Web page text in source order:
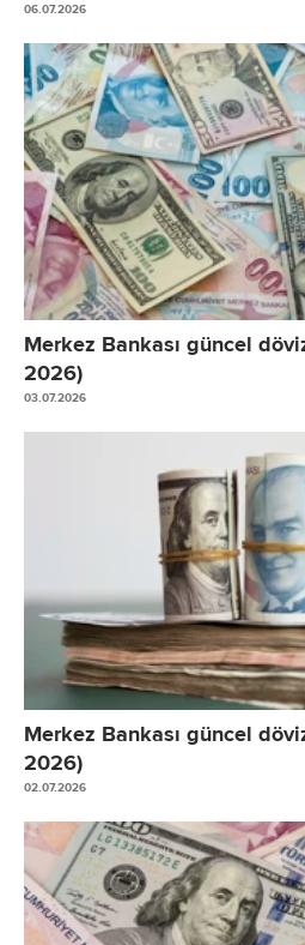
06.07.2026
Merkez Bankası güncel
2026)
03.07.2026
Merkez Bankası güncel
2026)
02.07.2026